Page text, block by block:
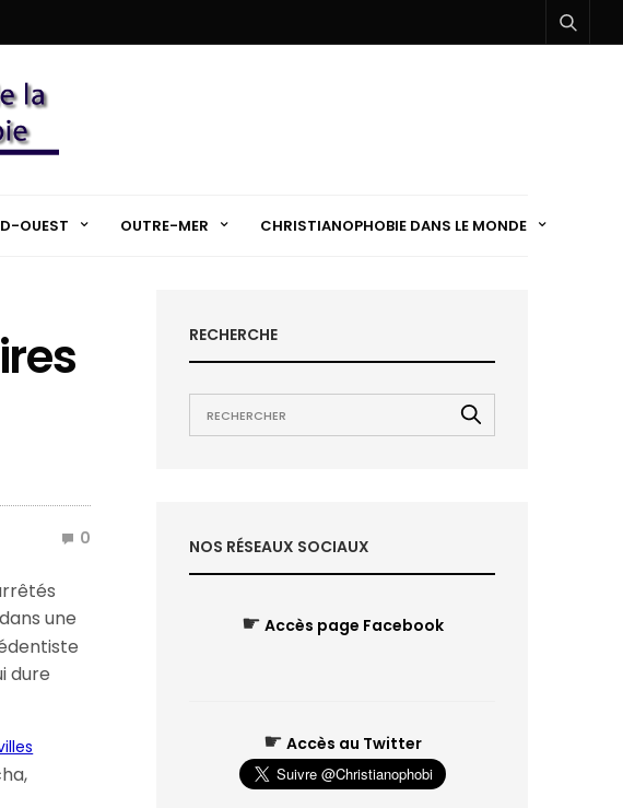
OUEST OUTRE-MER CHRISTIANOPHOBIE DANS LE MONDE
0
une
dure
RECHERCHE
NOS RÉSEAUX SOCIAUX
☛ Accès page Facebook
☛ Accès au Twitter